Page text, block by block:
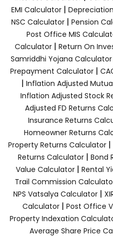
EMI Calculator|
NSC Calculator| Pension
Post Office MIS
Calculator| Return On
Samriddhi Yojana Calculator
Prepayment Calculator |
| Inflation Adjusted
Inflation Adjusted Stock
Adjusted FD Returns
Insurance Returns
Homeowner Returns
Property Returns Calculator |
Returns Calculator | Bond
Value Calculator | Rental
Trail Commission
NPS Vatsalya Calculator|
Calculator| Post Office
Property Indexation
Average Share Price